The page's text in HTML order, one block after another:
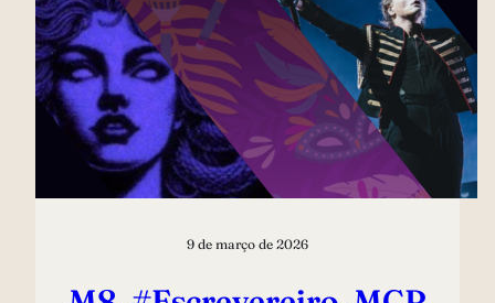
9 de março de 2026